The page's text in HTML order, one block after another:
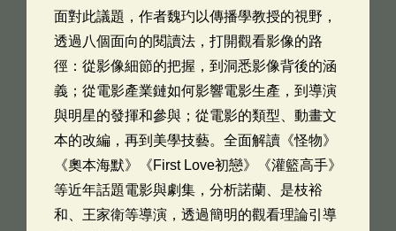
面對此議題，作者魏玓以傳播學教授的視野，
透過八個面向的閱讀法，打開觀看影像的路
徑：從影像細節的把握，到洞悉影像背後的涵
義；從電影產業鏈如何影響電影生產，到導演
與明星的發揮和參與；從電影的類型、動畫文
本的改編，再到美學技藝。全面解讀《怪物》
《奧本海默》《First Love初戀》《灌籃高手》
等近年話題電影與劇集，分析諾蘭、是枝裕
和、王家衛等導演，透過簡明的觀看理論引導